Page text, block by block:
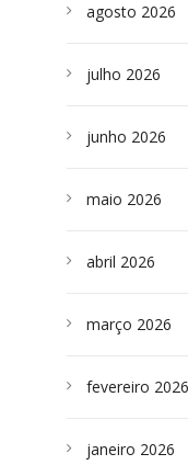
agosto 2026
julho 2026
junho 2026
maio 2026
abril 2026
março 2026
fevereiro 2026
janeiro 2026